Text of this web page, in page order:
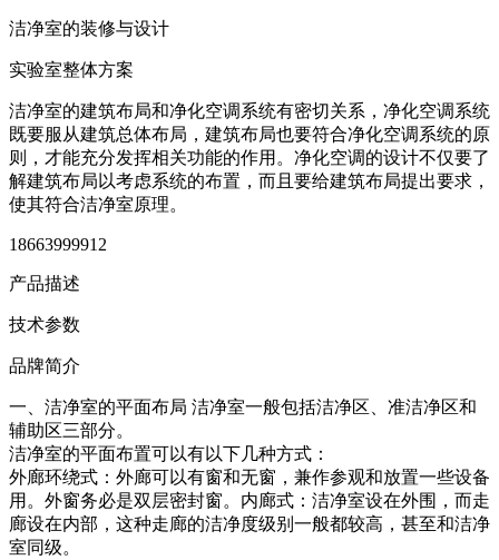
洁净室的装修与设计
实验室整体方案
洁净室的建筑布局和净化空调系统有密切关系，净化空调系统
既要服从建筑总体布局，建筑布局也要符合净化空调系统的原
则，才能充分发挥相关功能的作用。净化空调的设计不仅要了
解建筑布局以考虑系统的布置，而且要给建筑布局提出要求，
使其符合洁净室原理。
18663999912
产品描述
技术参数
品牌简介
一、洁净室的平面布局 洁净室一般包括洁净区、准洁净区和
辅助区三部分。
洁净室的平面布置可以有以下几种方式：
外廊环绕式：外廊可以有窗和无窗，兼作参观和放置一些设备
用。外窗务必是双层密封窗。内廊式：洁净室设在外围，而走
廊设在内部，这种走廊的洁净度级别一般都较高，甚至和洁净
室同级。